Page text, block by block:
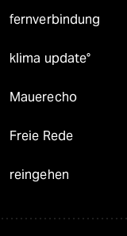
fernverbindung
klima update°
Mauerecho
Freie Rede
reingehen